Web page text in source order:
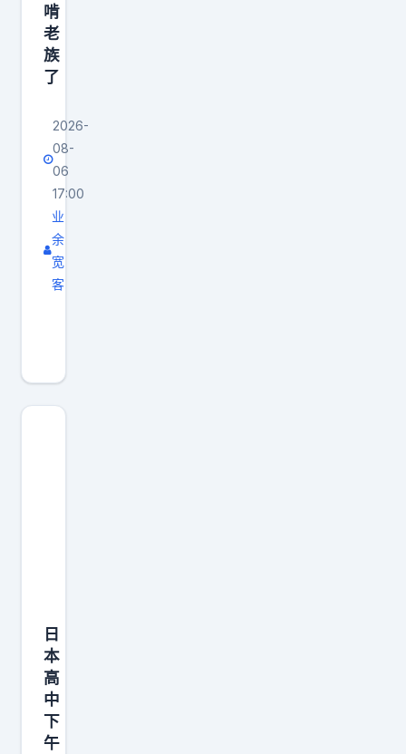
啃
老
族
了
2026-
08-
06
17:00
业
余
宽
客
现
在
族
了
日
本
高
中
下
午